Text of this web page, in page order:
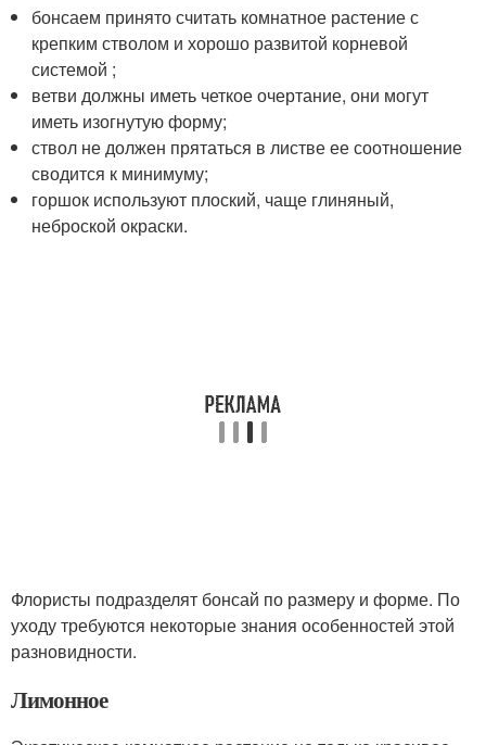
бонсаем принято считать комнатное растение с
крепким стволом и хорошо развитой корневой
системой ;
ветви должны иметь четкое очертание, они могут
иметь изогнутую форму;
ствол не должен прятаться в листве ее соотношение
сводится к минимуму;
горшок используют плоский, чаще глиняный,
неброской окраски.
Флористы подразделят бонсай по размеру и форме. По
уходу требуются некоторые знания особенностей этой
разновидности.
Лимонное